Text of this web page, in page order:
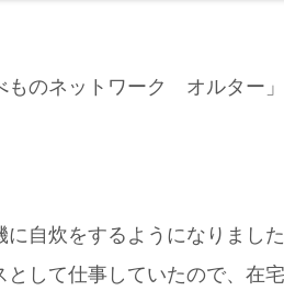
ものネットワーク オルター
自炊をするようになりました
として仕事していたので、在